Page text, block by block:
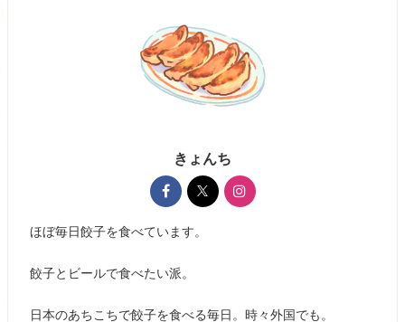
きょんち
ほぼ毎日餃子を食べています。
餃子とビールで食べたい派。
日本のあちこちで餃子を食べる毎日。時々外国でも。